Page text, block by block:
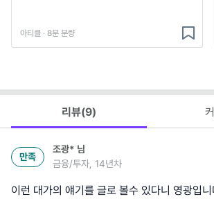
아티클 · 8분 분량
리뷰(9)
만족
조광* 님
금융/투자, 14년차
이런 대가의 얘기를 글로 볼수 있다니 영광입